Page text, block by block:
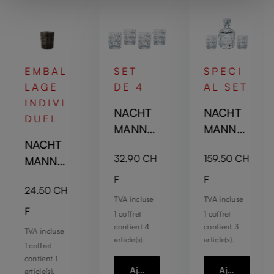
EMBAL
LAGE
INDIVI
DUEL
NACHT
MANN
Gobelet
- Gun
Metal
Prix régulier :
24.50 CH
F
TVA incluse
1 coffret
contient 1
article(s).
SET
DE 4
NACHT
MANN
Verre à
whisky
Prix régulier :
32.90 CH
F
TVA incluse
1 coffret
contient 4
article(s).
Ajouter au panier
SPECI
AL SET
NACHT
MANN
Coffret
whisky
Prix régulier :
159.50 CH
F
TVA incluse
1 coffret
contient 3
article(s).
Ajouter au